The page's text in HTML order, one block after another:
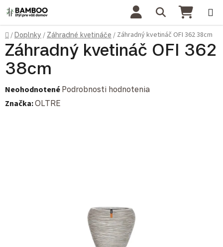
Prejsť na obsah Hľadať
Domov
/Doplnky / Záhradné kvetináče / Záhradný kvetináč OFI 362 38cm
Záhradný kvetináč OFI 362
38cm
Priemerné hodnotenie produktu je 0,0 z 5 hviezdičiek.
Neohodnotené Podrobnosti hodnotenia
Značka:OLTRE